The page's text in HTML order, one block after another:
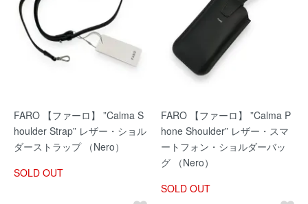
FARO 【ファーロ】 ”Calma S
houlder Strap” レザー・ショル
ダーストラップ （Nero）
SOLD OUT
FARO 【ファーロ】 ”Calma P
hone Shoulder” レザー・スマ
ートフォン・ショルダーバッ
グ （Nero）
SOLD OUT